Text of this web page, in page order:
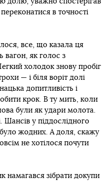
в точності
все, що казала ця
вагон, як голос з
холодок знову пробіг
— і біля воріт долі
допитливість і
крок. В ту мить, коли
були як удари молота.
Шансів у піддослідного
жодних. А доля, скажу
не хотілося почути
намагався зібрати докупи